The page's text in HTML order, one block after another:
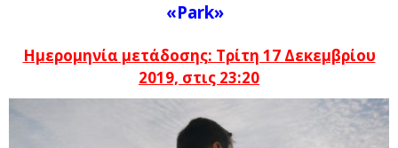
«Park»
Ημερομηνία μετάδοσης: Τρίτη 17 Δεκεμβρίου
2019, στις 23:20